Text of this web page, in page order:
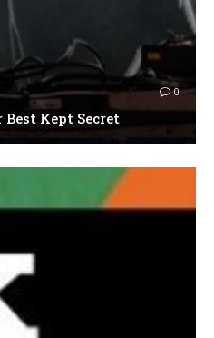
0
Kept Secret